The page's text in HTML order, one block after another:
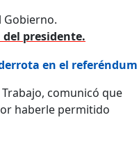
Gobierno.
presidente.
en el referéndum
comunicó que
haberle permitido